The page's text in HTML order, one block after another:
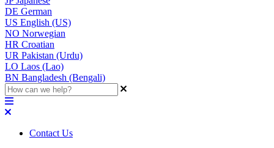
DE German
US English (US)
NO Norwegian
HR Croatian
UR Pakistan (Urdu)
LO Laos (Lao)
BN Bangladesh (Bengali)
Contact Us